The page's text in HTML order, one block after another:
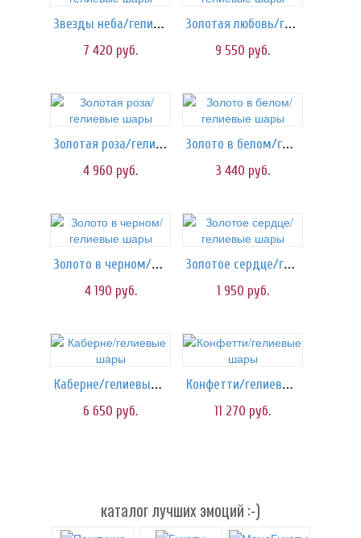
Звезды неба/гелиевые шары
7 420 руб.
Золотая любовь/гелиевые шары
9 550 руб.
Золотая роза/гелиевые шары
4 960 руб.
Золото в белом/гелиевые шары
3 440 руб.
Золото в черном/гелиевые шары
4 190 руб.
Золотое сердце/гелиевые шары
1 950 руб.
Каберне/гелиевые шары
6 650 руб.
Конфетти/гелиевые шары
11 270 руб.
каталог лучших эмоций :-)